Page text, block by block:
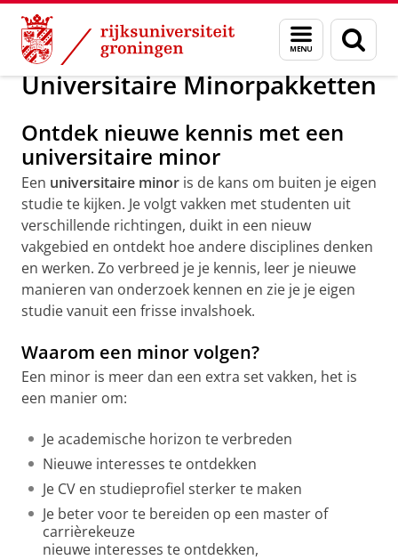
Skip
Content
Skip
Navigation
Menu
en
zoeken
Onderwijs Opleidingen Minor programma's
Universitaire Minorpakketten
Ontdek nieuwe kennis met een
universitaire minor
Een universitaire minor is de kans om buiten je eigen
studie te kijken. Je volgt vakken met studenten uit
verschillende richtingen, duikt in een nieuw
vakgebied en ontdekt hoe andere disciplines denken
en werken. Zo verbreed je je kennis, leer je nieuwe
manieren van onderzoek kennen en zie je je eigen
studie vanuit een frisse invalshoek.
Waarom een minor volgen?
Een minor is meer dan een extra set vakken, het is
een manier om:
Je academische horizon te verbreden
Nieuwe interesses te ontdekken
Je CV en studieprofiel sterker te maken
Je beter voor te bereiden op een master of
carrièrekeuze
nieuwe interesses te ontdekken,